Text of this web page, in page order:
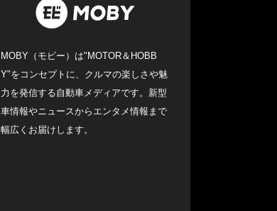
MOBY（モビー）は"MOTOR＆HOBB
Y"をコンセプトに、クルマの楽しさや魅
力を発信する自動車メディアです。新型
車情報やニュースからエンタメ情報まで
幅広くお届けします。